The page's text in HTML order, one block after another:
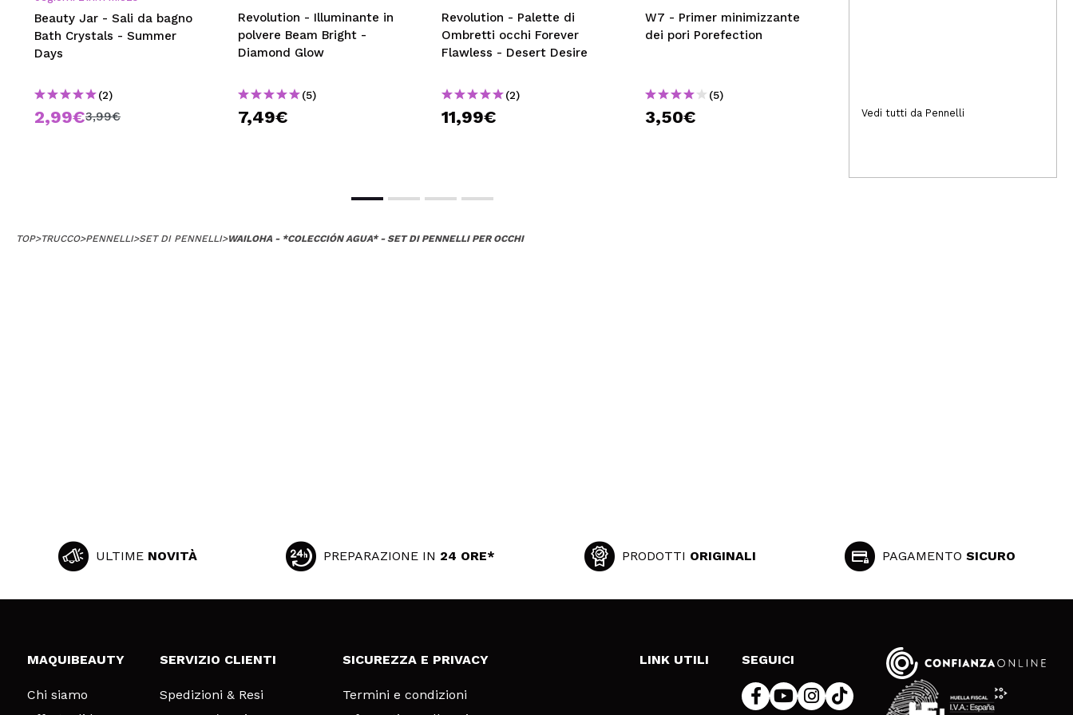
Beauty Jar - Sali da bagno
Bath Crystals - Summer
Days
(2)
2,99€3,99€
Revolution - Illuminante in
polvere Beam Bright -
Diamond Glow
(5)
7,49€
Revolution - Palette di
Ombretti occhi Forever
Flawless - Desert Desire
(2)
11,99€
W7 - Primer minimizzante
dei pori Porefection
(5)
3,50€ 28,50€
Vedi tutti da Pennelli
TOP>TRUCCO>PENNELLI>SET DI PENNELLI>WAILOHA - *COLECCIÓN AGUA* - SET DI PENNELLI PER OCCHI
ULTIME NOVITÀ PREPARAZIONE IN 24 ORE* PRODOTTI ORIGINALI PAGAMENTO SICURO
MAQUIBEAUTY
Chi siamo
SERVIZIO CLIENTI
Spedizioni & Resi
SICUREZZA E PRIVACY
Termini e condizioni
LINK UTILI SEGUICI